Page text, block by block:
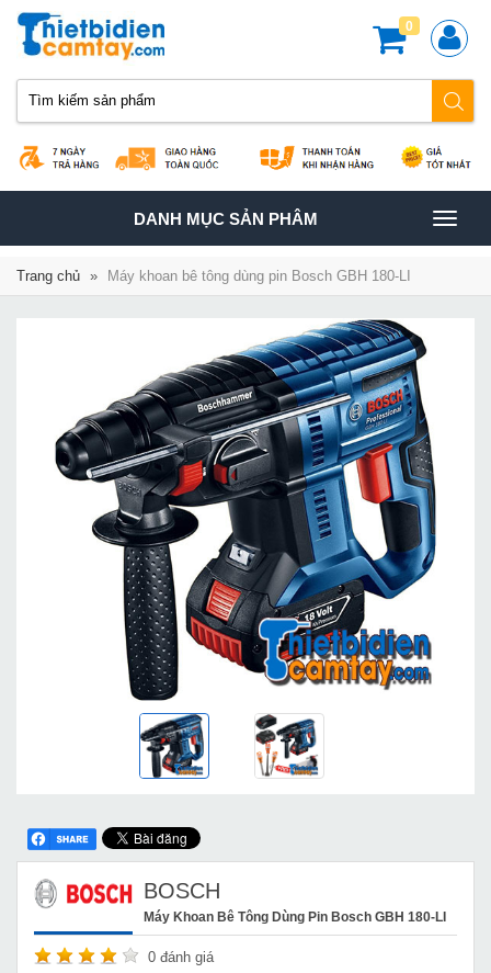
0
TOGGLE
NAVIGATION
DANH MỤC SẢN PHÂM
Trang chủ » Máy khoan bê tông dùng pin Bosch GBH 180-LI
BOSCH
Máy Khoan Bê Tông Dùng Pin Bosch GBH 180-LI
0 đánh giá